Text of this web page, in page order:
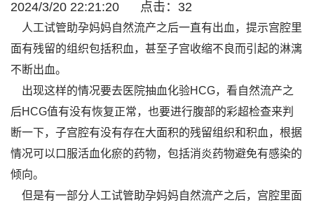
2024/3/20 22:21:20 点击： 32
人工试管助孕妈妈自然流产之后一直有出血，提示宫腔里
面有残留的组织包括积血，甚至子宫收缩不良而引起的淋漓
不断出血。
出现这样的情况要去医院抽血化验HCG，看自然流产之
后HCG值有没有恢复正常，也要进行腹部的彩超检查来判
断一下，子宫腔有没有存在大面积的残留组织和积血，根据
情况可以口服活血化瘀的药物，包括消炎药物避免有感染的
倾向。
但是有一部分人工试管助孕妈妈自然流产之后，宫腔里面